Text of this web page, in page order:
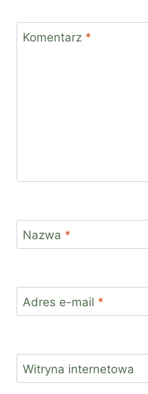
Komentarz *
Nazwa *
Adres e-mail *
Witryna internetowa